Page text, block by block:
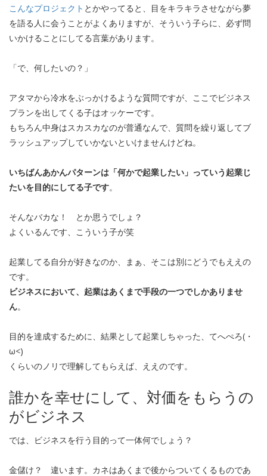
こんなプロジェクト とかやってると、目をキラキラさせながら夢
を語る人に会うことがよくありますが、そういう子らに、必ず問
いかけることにしてる言葉があります。
「で、何したいの？」
アタマから冷水をぶっかけるような質問ですが、ここでビジネス
プランを出してくる子はオッケーです。
もちろん中身はスカスカなのが普通なんで、質問を繰り返してブ
ラッシュアップしていかないといけませんけどね。
いちばんあかんパターンは「何かで起業したい」っていう起業じ
たいを目的にしてる子です。
そんなバカな！ とか思うでしょ？
よくいるんです、こういう子が笑
起業してる自分が好きなのか、まぁ、そこは別にどうでもええの
です。
ビジネスにおいて、起業はあくまで手段の一つでしかありませ
ん。
目的を達成するために、結果として起業しちゃった、てへぺろ(・
ω<)
くらいのノリで理解してもらえば、ええのです。
誰かを幸せにして、対価をもらうの
がビジネス
では、ビジネスを行う目的って一体何でしょう？
金儲け？ 違います。カネはあくまで後からついてくるものであ